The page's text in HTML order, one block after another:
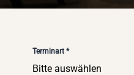
Terminart *
Bitte auswählen